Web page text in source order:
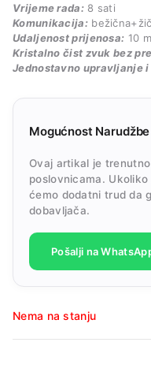
Vrijeme rada:8 sati
Komunikacija:
Udaljenost prijenosa: 10
Kristalno čist zvuk bez
Jednostavno upravljanje
Mogućnost Narudžbe
Ovaj artikal je
poslovnicama.
ćemo dodatni trud da
dobavljača.
Pošalji na
Nema na stanju